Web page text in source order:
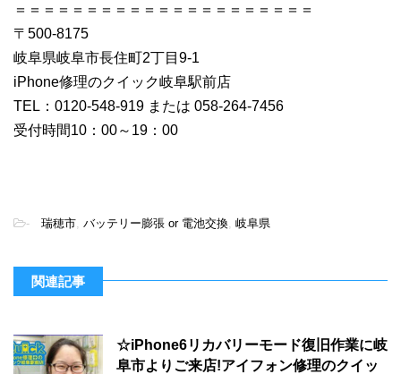
＝＝＝＝＝＝＝＝＝＝＝＝＝＝＝＝＝＝＝＝＝
〒500-8175
岐阜県岐阜市長住町2丁目9-1
iPhone修理のクイック岐阜駅前店
TEL：0120-548-919 または 058-264-7456
受付時間10：00～19：00
- 瑞穂市 バッテリー膨張 or 電池交換 岐阜県
関連記事
☆iPhone6リカバリーモード復旧作業に岐
阜市よりご来店!アイフォン修理のクイッ